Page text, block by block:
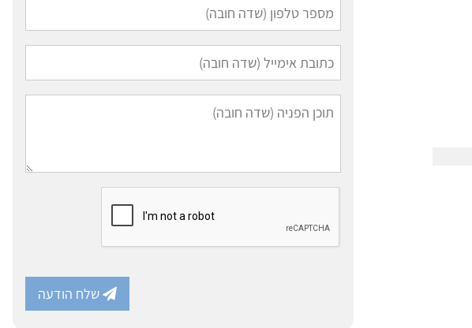
שלח הודעה